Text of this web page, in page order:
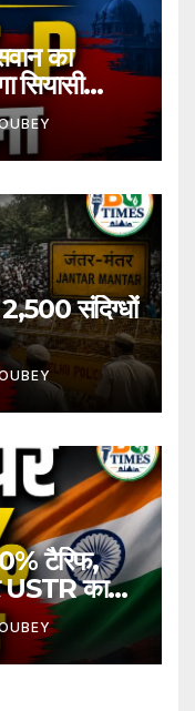
का
सियासी
संदिग्धों
टैरिफ,
USTR का